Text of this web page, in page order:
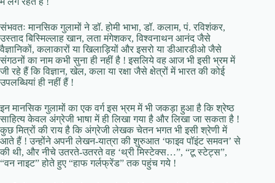
संभवतः मानसिक गुलामों ने डॉ. होमी भाभा, डॉ. कलाम, पं. रविशंकर,
उस्ताद बिस्मिल्लाह खान, लता मंगेशकर, विश्वनाथन आनंद जैसे
वैज्ञानिकों, कलाकारों या खिलाड़ियों और इसरो या डीआरडीओ जैसे
संगठनों का नाम कभी सुना ही नहीं है ! इसलिये वह आज भी इसी भ्रम में
जी रहे हैं कि विज्ञान, खेल, कला या रक्षा जैसे क्षेत्रों में भारत की कोई
उपलब्धियां ही नहीं हैं !
इन मानसिक गुलामों का एक वर्ग इस भ्रम में भी जकड़ा हुआ है कि श्रेष्ठ
साहित्य केवल अंग्रेजी भाषा में ही लिखा गया है और लिखा जा सकता है !
कुछ मित्रों की राय है कि अंग्रेजी लेखक चेतन भगत भी इसी श्रेणी में
आते हैं ! उन्होंने अपनी लेखन-यात्रा की शुरुआत ‘फाइव पॉइंट समवन’ से
की थी, और नीचे उतरते-उतरते वह ‘थ्री मिस्टेक्स…”, “टू स्टेट्स”,
“वन नाइट” होते हुए “हाफ गर्लफ्रेंड” तक पहुंच गये !